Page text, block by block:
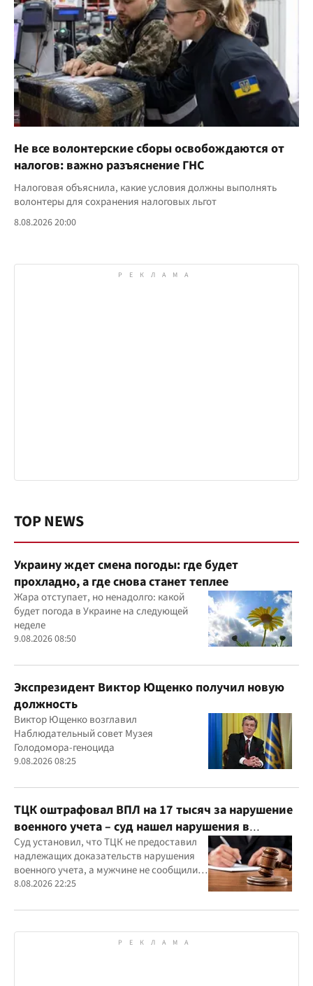
Не все волонтерские сборы освобождаются от
налогов: важно разъяснение ГНС
Налоговая объяснила, какие условия должны выполнять
волонтеры для сохранения налоговых льгот
8.08.2026 20:00
TOP NEWS
Украину ждет смена погоды: где будет
прохладно, а где снова станет теплее
Жара отступает, но ненадолго: какой
будет погода в Украине на следующей
неделе
9.08.2026 08:50
Экспрезидент Виктор Ющенко получил новую
должность
Виктор Ющенко возглавил
Наблюдательный совет Музея
Голодомора-геноцида
9.08.2026 08:25
ТЦК оштрафовал ВПЛ на 17 тысяч за нарушение
военного учета – суд нашел нарушения в
действиях ТЦК
Суд установил, что ТЦК не предоставил
надлежащих доказательств нарушения
военного учета, а мужчине не сообщили
должным образом о дате и месте
8.08.2026 22:25